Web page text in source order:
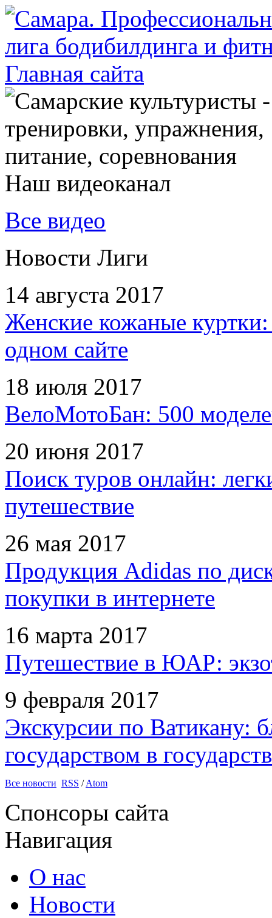
Наш видеоканал
Все видео
Новости Лиги
14 августа 2017
Женские кожаные
одном сайте
18 июля 2017
ВелоМотоБан: 500
20 июня 2017
Поиск туров онлайн:
путешествие
26 мая 2017
Продукция Adidas по
покупки в интернете
16 марта 2017
Путешествие в ЮАР:
9 февраля 2017
Экскурсии по Ватикану:
государством в
Все новости RSS /Atom
Спонсоры сайта
Навигация
О нас
Новости